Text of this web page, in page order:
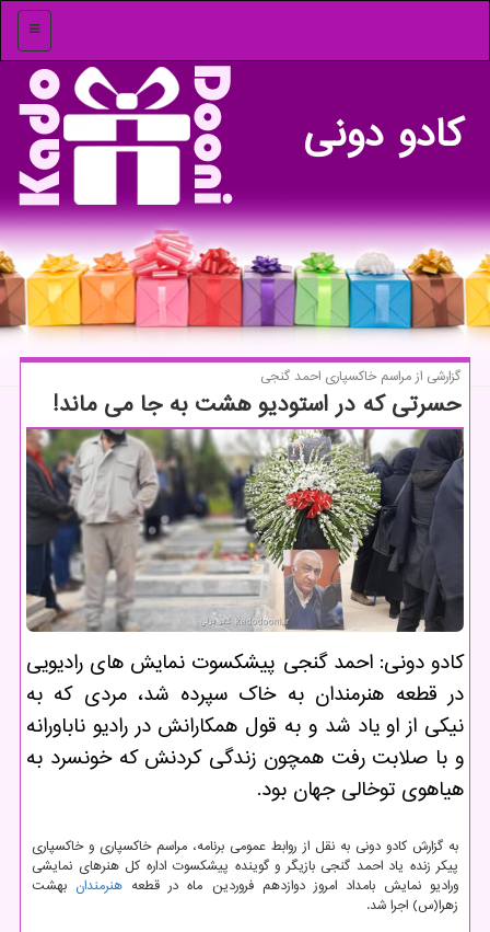
منو
كادو دونی
گزارشی از مراسم خاكسپاری احمد گنجی
حسرتی كه در استودیو هشت به جا می ماند!
کادو دونی: احمد گنجی پیشکسوت نمایش های رادیویی
در قطعه هنرمندان به خاک سپرده شد، مردی که به
نیکی از او یاد شد و به قول همکارانش در رادیو ناباورانه
و با صلابت رفت همچون زندگی کردنش که خونسرد به
هیاهوی توخالی جهان بود.
به گزارش کادو دونی به نقل از روابط عمومی برنامه، مراسم خاکسپاری و خاکسپاری
پیکر زنده یاد احمد گنجی بازیگر و گوینده پیشکسوت اداره کل هنرهای نمایشی
ورادیو نمایش بامداد امروز دوازدهم فروردین ماه در قطعه هنرمندان بهشت
زهرا(س) اجرا شد.